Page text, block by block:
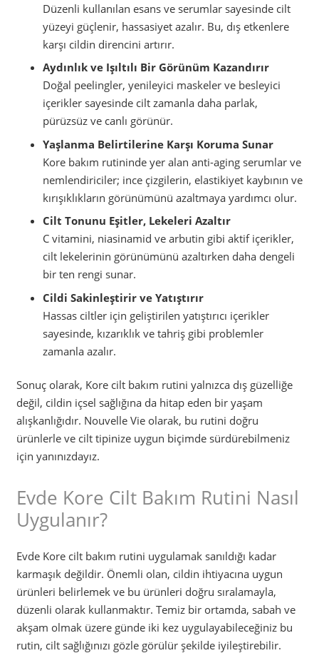
Düzenli kullanılan esans ve serumlar sayesinde cilt
yüzeyi güçlenir, hassasiyet azalır. Bu, dış etkenlere
karşı cildin direncini artırır.
Aydınlık ve Işıltılı Bir Görünüm Kazandırır
Doğal peelingler, yenileyici maskeler ve besleyici
içerikler sayesinde cilt zamanla daha parlak,
pürüzsüz ve canlı görünür.
Yaşlanma Belirtilerine Karşı Koruma Sunar
Kore bakım rutininde yer alan anti-aging serumlar ve
nemlendiriciler; ince çizgilerin, elastikiyet kaybının ve
kırışıklıkların görünümünü azaltmaya yardımcı olur.
Cilt Tonunu Eşitler, Lekeleri Azaltır
C vitamini, niasinamid ve arbutin gibi aktif içerikler,
cilt lekelerinin görünümünü azaltırken daha dengeli
bir ten rengi sunar.
Cildi Sakinleştirir ve Yatıştırır
Hassas ciltler için geliştirilen yatıştırıcı içerikler
sayesinde, kızarıklık ve tahriş gibi problemler
zamanla azalır.
Sonuç olarak, Kore cilt bakım rutini yalnızca dış güzelliğe
değil, cildin içsel sağlığına da hitap eden bir yaşam
alışkanlığıdır. Nouvelle Vie olarak, bu rutini doğru
ürünlerle ve cilt tipinize uygun biçimde sürdürebilmeniz
için yanınızdayız.
Evde Kore Cilt Bakım Rutini Nasıl
Uygulanır?
Evde Kore cilt bakım rutini uygulamak sanıldığı kadar
karmaşık değildir. Önemli olan, cildin ihtiyacına uygun
ürünleri belirlemek ve bu ürünleri doğru sıralamayla,
düzenli olarak kullanmaktır. Temiz bir ortamda, sabah ve
akşam olmak üzere günde iki kez uygulayabileceğiniz bu
rutin, cilt sağlığınızı gözle görülür şekilde iyileştirebilir.